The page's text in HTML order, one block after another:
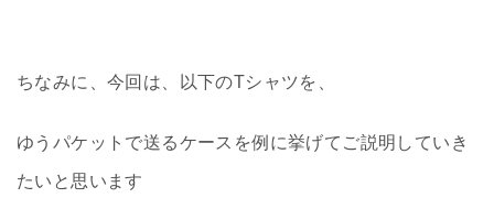
ちなみに、今回は、以下のTシャツを、
ゆうパケットで送るケースを例に挙げてご説明していき
たいと思います